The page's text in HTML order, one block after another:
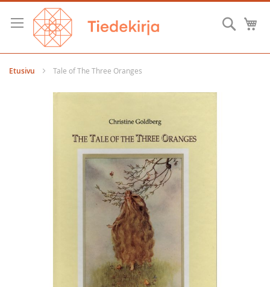
Skip
Content
Hae
Etusivu Tale of The Three Oranges